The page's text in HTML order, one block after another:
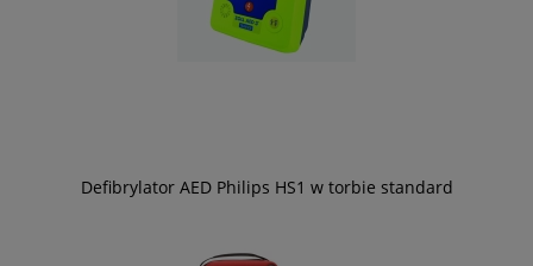
Defibrylator AED Philips HS1 w torbie standard